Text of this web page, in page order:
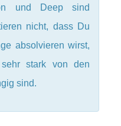
und Deep sind
nicht, dass Du
absolvieren wirst,
stark von den
sind.